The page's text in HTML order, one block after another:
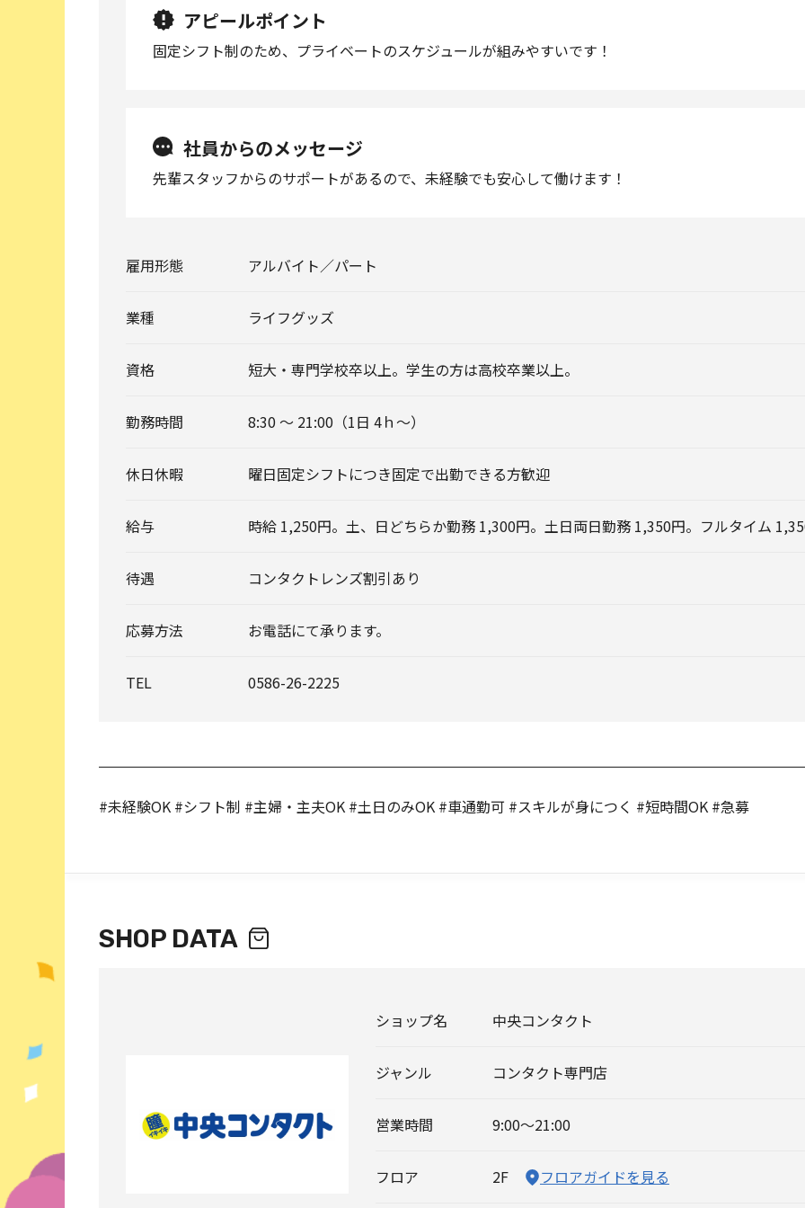
アピールポイント
固定シフト制のため、プライベートのスケジュールが組みやすいです！
社員からのメッセージ
先輩スタッフからのサポートがあるので、未経験でも安心して働けます！
雇用形態 アルバイト／パート
業種 ライフグッズ
資格 短大・専門学校卒以上。学生の方は高校卒業以上。
勤務時間 8:30 ～ 21:00（1日 4ｈ～）
休日休暇 曜日固定シフトにつき固定で出勤できる方歓迎
給与 時給 1,250円。土、日どちらか勤務 1,300円。土日両日勤務 1,350円。フルタイム
待遇 コンタクトレンズ割引あり
応募方法 お電話にて承ります。
TEL 0586-26-2225
#未経験OK #シフト制 #主婦・主夫OK #土日のみOK #車通勤可 #スキルが身につく #短時間OK #急募
SHOP DATA
ショップ名 中央コンタクト
ジャンル コンタクト専門店
営業時間 9:00～21:00
フロア 2F フロアガイドを見る